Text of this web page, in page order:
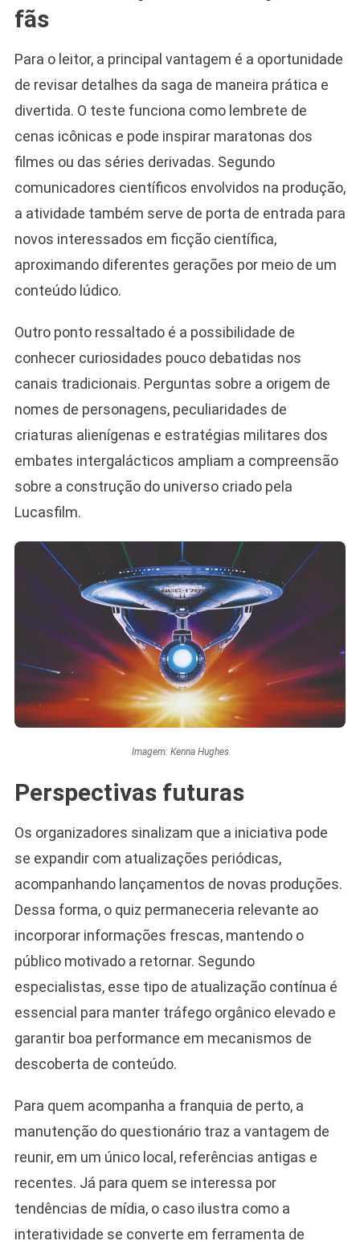
fãs
Para o leitor, a principal vantagem é a oportunidade
de revisar detalhes da saga de maneira prática e
divertida. O teste funciona como lembrete de
cenas icônicas e pode inspirar maratonas dos
filmes ou das séries derivadas. Segundo
comunicadores científicos envolvidos na produção,
a atividade também serve de porta de entrada para
novos interessados em ficção científica,
aproximando diferentes gerações por meio de um
conteúdo lúdico.
Outro ponto ressaltado é a possibilidade de
conhecer curiosidades pouco debatidas nos
canais tradicionais. Perguntas sobre a origem de
nomes de personagens, peculiaridades de
criaturas alienígenas e estratégias militares dos
embates intergalácticos ampliam a compreensão
sobre a construção do universo criado pela
Lucasfilm.
Imagem: Kenna Hughes
Perspectivas futuras
Os organizadores sinalizam que a iniciativa pode
se expandir com atualizações periódicas,
acompanhando lançamentos de novas produções.
Dessa forma, o quiz permaneceria relevante ao
incorporar informações frescas, mantendo o
público motivado a retornar. Segundo
especialistas, esse tipo de atualização contínua é
essencial para manter tráfego orgânico elevado e
garantir boa performance em mecanismos de
descoberta de conteúdo.
Para quem acompanha a franquia de perto, a
manutenção do questionário traz a vantagem de
reunir, em um único local, referências antigas e
recentes. Já para quem se interessa por
tendências de mídia, o caso ilustra como a
interatividade se converte em ferramenta de